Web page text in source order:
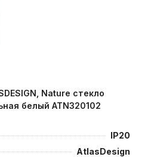
Nature стекло
белый ATN320102
IP20
AtlasDesign